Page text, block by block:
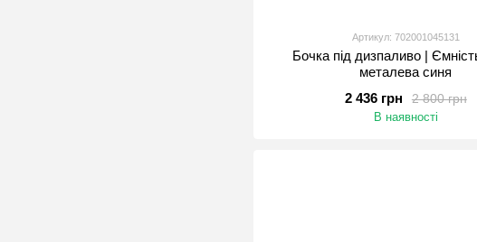
Артикул: 702001045131
Бочка під дизпаливо |
металева синя
2 800 грн
2 436 грн
В наявності